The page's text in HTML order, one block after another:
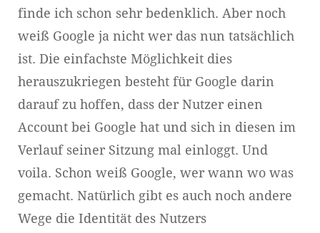
finde ich schon sehr bedenklich. Aber noch
weiß Google ja nicht wer das nun tatsächlich
ist. Die einfachste Möglichkeit dies
herauszukriegen besteht für Google darin
darauf zu hoffen, dass der Nutzer einen
Account bei Google hat und sich in diesen im
Verlauf seiner Sitzung mal einloggt. Und
voila. Schon weiß Google, wer wann wo was
gemacht. Natürlich gibt es auch noch andere
Wege die Identität des Nutzers